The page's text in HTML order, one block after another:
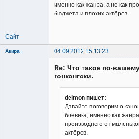
именно как жанра, а не как
бюджета и плохих актёров.
Сайт
Акира 04.09.2012 15:13:23
Re: Что такое по-
гонконгски.
deimon пишет:
Давайте поговорим о
боевика, именно как
производного от
актёров.